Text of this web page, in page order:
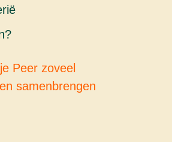
Peer zoveel
samenbrengen